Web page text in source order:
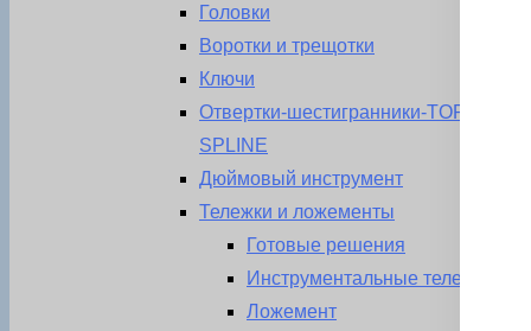
Головки
Воротки и трещотки
Ключи
Отвертки-шестигранники-TORX-
SPLINE
Дюймовый инструмент
Тележки и ложементы
Готовые решения
Инструментальные тележки
Ложемент